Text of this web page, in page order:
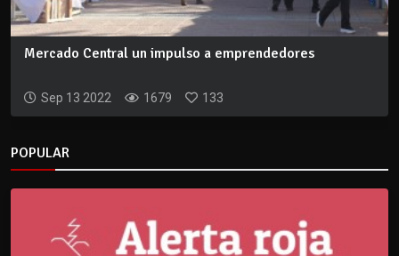
Mercado Central un impulso a emprendedores
Sep 13 2022 1679 133
POPULAR